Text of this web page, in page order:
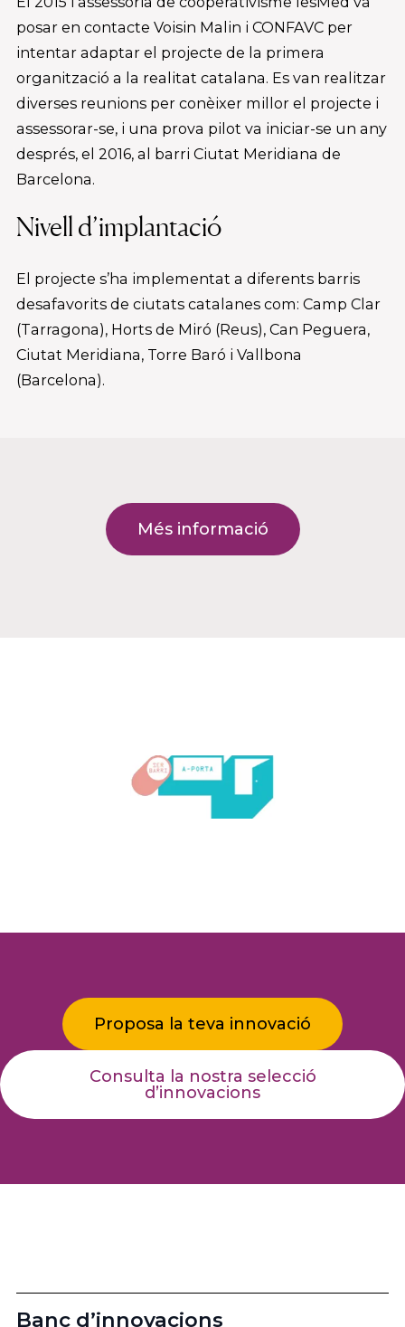
posar en contacte Voisin Malin i CONFAVC per
intentar adaptar el projecte de la primera
organització a la realitat catalana. Es van realitzar
diverses reunions per conèixer millor el projecte i
assessorar-se, i una prova pilot va iniciar-se un any
després, el 2016, al barri Ciutat Meridiana de
Barcelona.
Nivell d’implantació
El projecte s’ha implementat a diferents barris
desafavorits de ciutats catalanes com: Camp Clar
(Tarragona), Horts de Miró (Reus), Can Peguera,
Ciutat Meridiana, Torre Baró i Vallbona
(Barcelona).
Més informació
Proposa la teva innovació
Consulta la nostra selecció
d’innovacions
Banc d’innovacions